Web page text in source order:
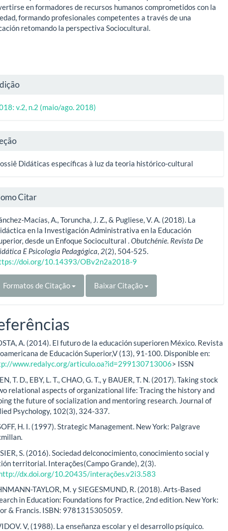
en formadores de recursos humanos comprometidos con la
formando profesionales competentes a través de una
retomando la perspectiva Sociocultural.
v.2, n.2 (maio/ago. 2018)
Didáticas específicas à luz da teoria histórico-cultural
Citar
Macías, A., Toruncha, J. Z., & Pugliese, V. A. (2018). La
en la Investigación Administrativa en la Educación
desde un Enfoque Sociocultural .Obutchénie. Revista De
E Psicologia Pedagógica 2(2), 504-525.
doi.org/10.14393/OBv2n2a2018-9
Formatos de Citação Baixar Citação
A. (2014). El futuro de la educación superioren México. Revista
de Educación Superior,V (13), 91-100. Disponible en:
www.redalyc.org/articulo.oa?id=299130713006> ISSN
T. D., EBY, L. T., CHAO, G. T., y BAUER, T. N. (2017). Taking stock
relational aspects of organizational life: Tracing the history and
the future of socialization and mentoring research. Journal of
Psychology, 102(3), 324-337.
H. I. (1997). Strategic Management. New York: Palgrave
S. (2016). Sociedad delconocimiento, conocimiento social y
territorial. Interações(Campo Grande), 2(3).
dx.doi.org/10.20435/interações.v2i3.583
TAYLOR, M. y SIEGESMUND, R. (2018). Arts-Based
in Education: Foundations for Practice, 2nd edition. New York:
& Francis. ISBN: 9781315305059.
V, (1988). La enseñanza escolar y el desarrollo psíquico.